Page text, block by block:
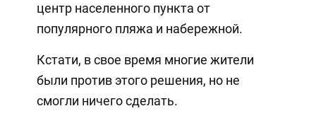
центр населенного пункта от
популярного пляжа и набережной.
Кстати, в свое время многие жители
были против этого решения, но не
смогли ничего сделать.